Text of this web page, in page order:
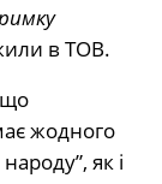
в ТОВ.
що
жодного
як і